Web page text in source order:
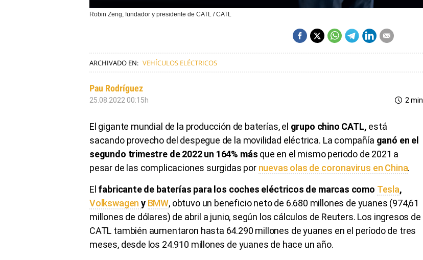
Robin Zeng, fundador y presidente de CATL / CATL
ARCHIVADO EN: VEHÍCULOS ELÉCTRICOS
Pau Rodríguez
25.08.2022 00:15h 2 min
El gigante mundial de la producción de baterías, el grupo chino CATL, está
sacando provecho del despegue de la movilidad eléctrica. La compañía ganó en el
segundo trimestre de 2022 un 164% más que en el mismo periodo de 2021 a
pesar de las complicaciones surgidas por nuevas olas de coronavirus en China.
El fabricante de baterías para los coches eléctricos de marcas como Tesla,
Volkswageny BMW, obtuvo un beneficio neto de 6.680 millones de yuanes (974,61
millones de dólares) de abril a junio, según los cálculos de Reuters. Los ingresos de
CATL también aumentaron hasta 64.290 millones de yuanes en el período de tres
meses, desde los 24.910 millones de yuanes de hace un año.